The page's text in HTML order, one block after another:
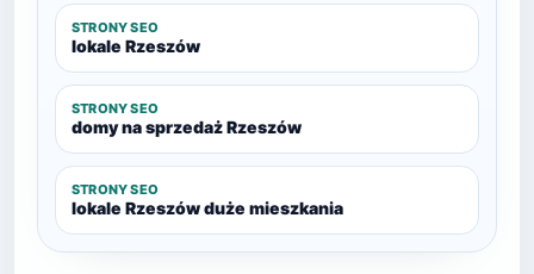
STRONY SEO
lokale Rzeszów
STRONY SEO
domy na sprzedaż Rzeszów
STRONY SEO
lokale Rzeszów duże mieszkania